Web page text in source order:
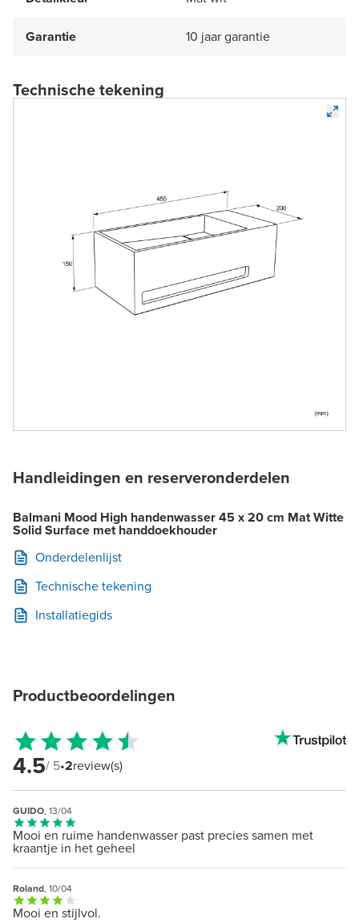
Garantie 10 jaar garantie
Technische tekening
Handleidingen en reserveronderdelen
Balmani Mood High handenwasser 45 x 20 cm Mat Witte
Solid Surface met handdoekhouder
Onderdelenlijst
Technische tekening
Installatiegids
Productbeoordelingen
4.5/ 5•2review(s)
GUIDO, 13/04
Mooi en ruime handenwasser past precies samen met
kraantje in het geheel
Roland, 10/04
Mooi en stijlvol.